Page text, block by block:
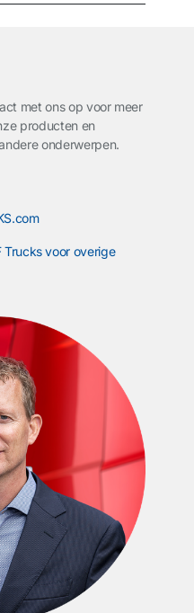
met ons op voor meer
producten en
onderwerpen.
voor overige